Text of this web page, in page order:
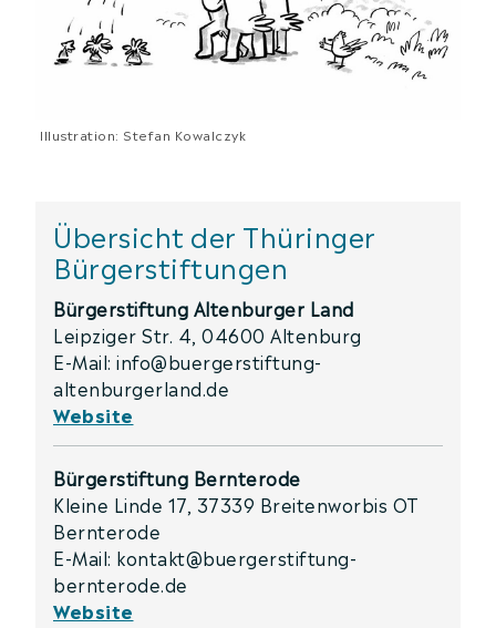
Illustration: Stefan Kowalczyk
Übersicht der Thüringer
Bürgerstiftungen
Bürgerstiftung Altenburger Land
Leipziger Str. 4, 04600 Altenburg
E-Mail: info@buergerstiftung-
altenburgerland.de
Website
Bürgerstiftung Bernterode
Kleine Linde 17, 37339 Breitenworbis OT
Bernterode
E-Mail: kontakt@buergerstiftung-
bernterode.de
Website